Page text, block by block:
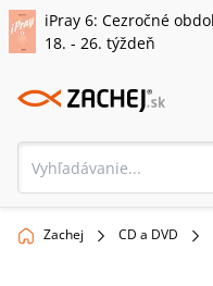
iPray 6: Cezročné
18. - 26. týždeň
Zachej CD a DVD